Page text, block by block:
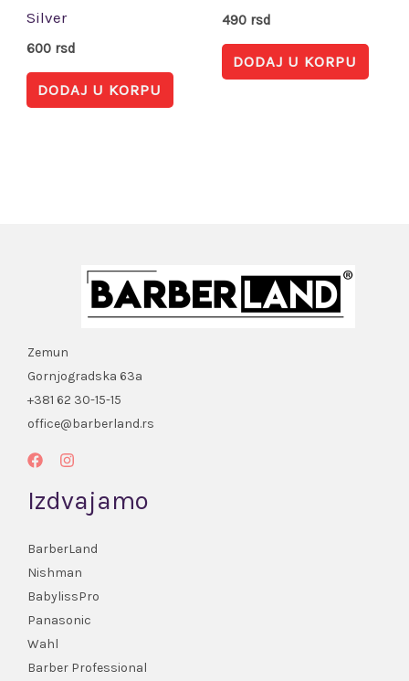
Silver
600 rsd
DODAJ U KORPU
490 rsd
DODAJ U KORPU
Zemun
Gornjogradska 63a
+381 62 30-15-15
office@barberland.rs
Izdvajamo
BarberLand
Nishman
BabylissPro
Panasonic
Wahl
Barber Professional